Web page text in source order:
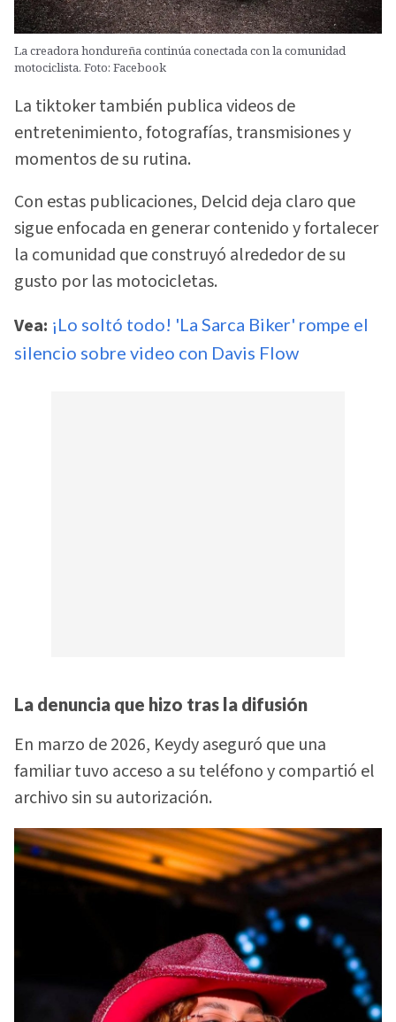
La creadora hondureña continúa conectada con la comunidad
motociclista. Foto: Facebook
La tiktoker también publica videos de
entretenimiento, fotografías, transmisiones y
momentos de su rutina.
Con estas publicaciones, Delcid deja claro que
sigue enfocada en generar contenido y fortalecer
la comunidad que construyó alrededor de su
gusto por las motocicletas.
Vea: ¡Lo soltó todo! 'La Sarca Biker' rompe el
silencio sobre video con Davis Flow
La denuncia que hizo tras la difusión
En marzo de 2026, Keydy aseguró que una
familiar tuvo acceso a su teléfono y compartió el
archivo sin su autorización.